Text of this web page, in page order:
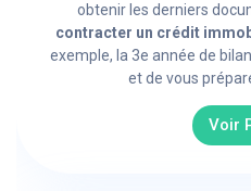
obtenir les derniers
contracter un crédit
exemple, la 3e année de
et de vous
Voir